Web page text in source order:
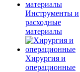
Инструменты и
расходные
материалы
Хирургия и
операционные